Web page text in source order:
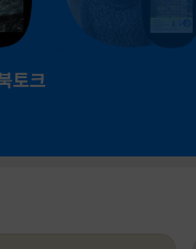
토크